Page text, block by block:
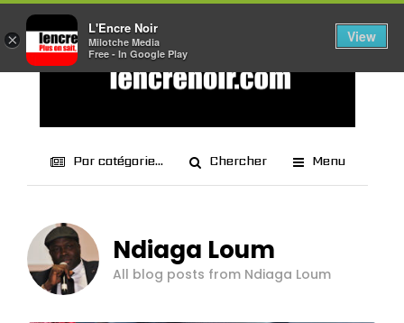
Par catégorie... Chercher Menu
Ndiaga Loum
All blog posts from Ndiaga Loum
×
L'Encre Noir
Milotche Media
Free - In Google Play
View